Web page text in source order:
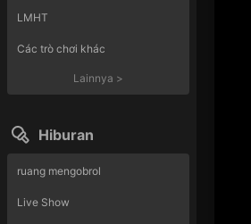
LMHT
Các trò chơi khác
Lainnya >
Hiburan
ruang mengobrol
Live Show